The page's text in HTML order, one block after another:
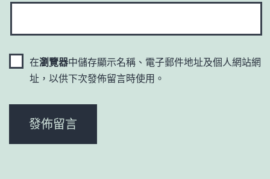
在瀏覽器中儲存顯示名稱、電子郵件地址及個人網站網
址，以供下次發佈留言時使用。